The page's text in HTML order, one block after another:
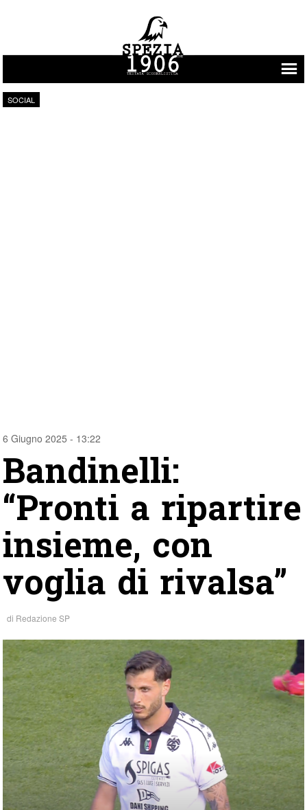
Vai al contenuto
SOCIAL
6 Giugno 2025 - 13:22
Bandinelli:
“Pronti a ripartire
insieme, con
voglia di rivalsa”
di Redazione SP